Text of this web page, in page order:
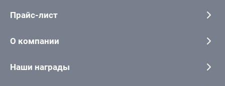
Прайс-лист
О компании
Наши награды